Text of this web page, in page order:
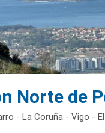
Norte de
- La Coruña - Vigo -